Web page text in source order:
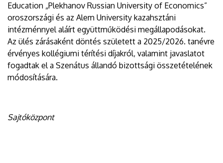
Education „Plekhanov Russian University of Economics”
oroszországi és az Alem University kazahsztáni
intézménnyel aláírt együttműködési megállapodásokat.
Az ülés zárásaként döntés született a 2025/2026. tanévre
érvényes kollégiumi térítési díjakról, valamint javaslatot
fogadtak el a Szenátus állandó bizottsági összetételének
módosítására.
Sajtóközpont